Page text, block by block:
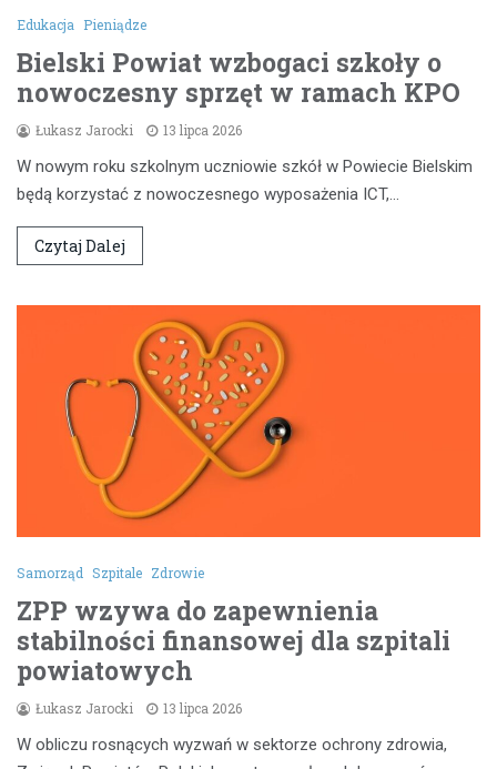
Edukacja Pieniądze
Bielski Powiat wzbogaci szkoły o
nowoczesny sprzęt w ramach KPO
Łukasz Jarocki 13 lipca 2026
W nowym roku szkolnym uczniowie szkół w Powiecie Bielskim
będą korzystać z nowoczesnego wyposażenia ICT,…
Czytaj Dalej
Samorząd Szpitale Zdrowie
ZPP wzywa do zapewnienia
stabilności finansowej dla szpitali
powiatowych
Łukasz Jarocki 13 lipca 2026
W obliczu rosnących wyzwań w sektorze ochrony zdrowia,